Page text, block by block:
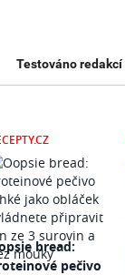
Testováno redakcí
bread:
pečivo